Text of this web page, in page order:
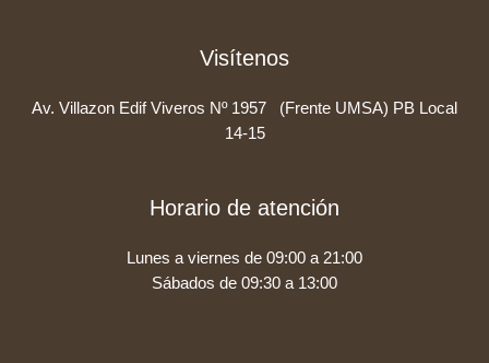
Visítenos
Av. Villazon Edif Viveros Nº 1957 (Frente UMSA) PB Local
14-15
Horario de atención
Lunes a viernes de 09:00 a 21:00
Sábados de 09:30 a 13:00